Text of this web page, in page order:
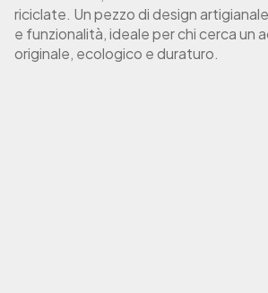
riciclate. Un pezzo di design
e funzionalità, ideale per chi cerca un
originale, ecologico e duraturo.